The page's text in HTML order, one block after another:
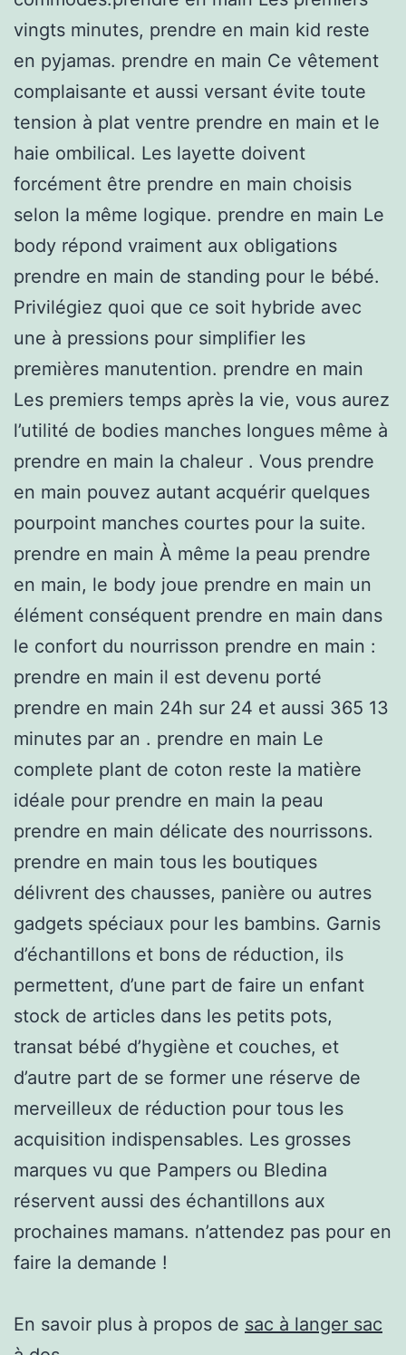
vingts minutes, prendre en main kid reste
en pyjamas. prendre en main Ce vêtement
complaisante et aussi versant évite toute
tension à plat ventre prendre en main et le
haie ombilical. Les layette doivent
forcément être prendre en main choisis
selon la même logique. prendre en main Le
body répond vraiment aux obligations
prendre en main de standing pour le bébé.
Privilégiez quoi que ce soit hybride avec
une à pressions pour simplifier les
premières manutention. prendre en main
Les premiers temps après la vie, vous aurez
l’utilité de bodies manches longues même à
prendre en main la chaleur . Vous prendre
en main pouvez autant acquérir quelques
pourpoint manches courtes pour la suite.
prendre en main À même la peau prendre
en main, le body joue prendre en main un
élément conséquent prendre en main dans
le confort du nourrisson prendre en main :
prendre en main il est devenu porté
prendre en main 24h sur 24 et aussi 365 13
minutes par an . prendre en main Le
complete plant de coton reste la matière
idéale pour prendre en main la peau
prendre en main délicate des nourrissons.
prendre en main tous les boutiques
délivrent des chausses, panière ou autres
gadgets spéciaux pour les bambins. Garnis
d’échantillons et bons de réduction, ils
permettent, d’une part de faire un enfant
stock de articles dans les petits pots,
transat bébé d’hygiène et couches, et
d’autre part de se former une réserve de
merveilleux de réduction pour tous les
acquisition indispensables. Les grosses
marques vu que Pampers ou Bledina
réservent aussi des échantillons aux
prochaines mamans. n’attendez pas pour en
faire la demande !
En savoir plus à propos de sac à langer sac